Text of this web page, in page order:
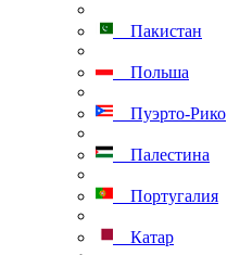
Пакистан
Польша
Пуэрто-Рико
Палестина
Португалия
Катар